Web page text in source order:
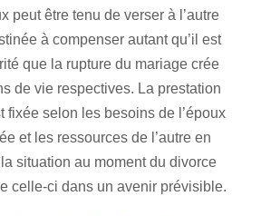
peut être tenu de verser à l’autre
à compenser autant qu’il est
que la rupture du mariage crée
de vie respectives. La prestation
fixée selon les besoins de l’époux
et les ressources de l’autre en
situation au moment du divorce
celle-ci dans un avenir prévisible.